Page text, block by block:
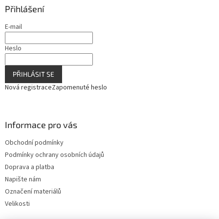
Přihlášení
E-mail
Heslo
PŘIHLÁSIT SE
Nová registraceZapomenuté heslo
Informace pro vás
Obchodní podmínky
Podmínky ochrany osobních údajů
Doprava a platba
Napište nám
Označení materiálů
Velikosti